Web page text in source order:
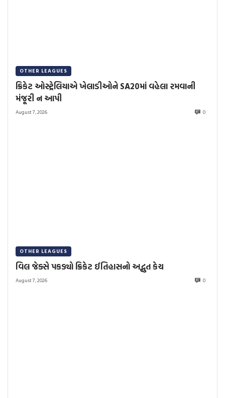
OTHER LEAGUES
ક્રિકેટ ઓસ્ટ્રેલિયાએ ખેલાડીઓને SA20માં વહેલા રમવાની
મંજૂરી ન આપી
August 7, 2026 0
OTHER LEAGUES
વિલ જેક્સે પકડ્યો ક્રિકેટ ઈતિહાસનો અદ્ભુત કેચ
August 7, 2026 0